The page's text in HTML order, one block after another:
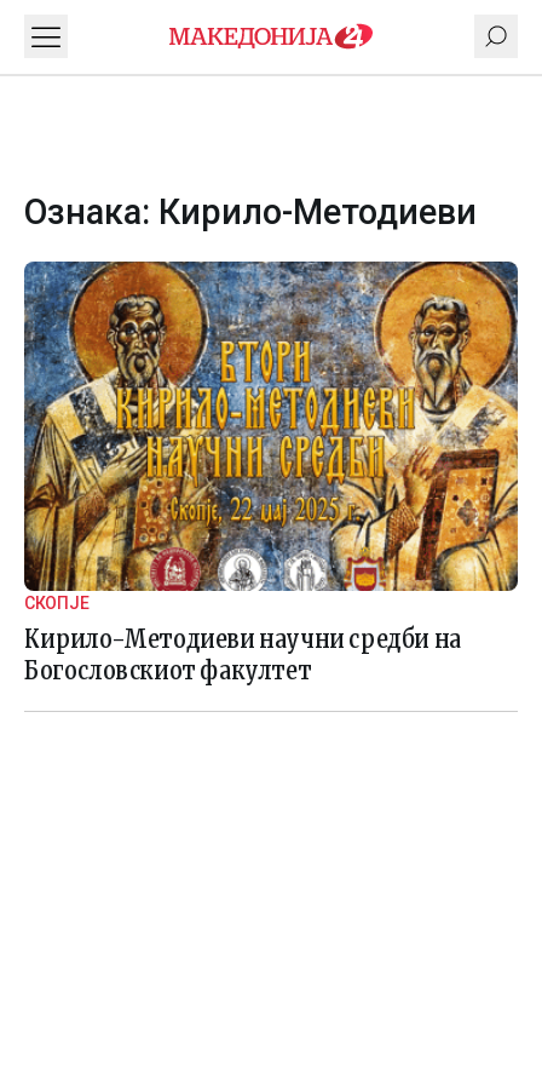
Ознака: Кирило-Методиеви
СКОПЈЕ
Кирило-Методиеви научни средби на
Богословскиот факултет